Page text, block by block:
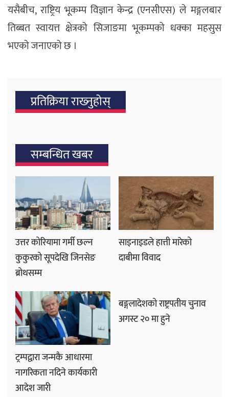
यसैबीच, राष्ट्रिय भूकम्प विज्ञान केन्द्र (एनसीएस) ले मङ्गलबार
तिब्बत स्वायत्त क्षेत्रको सिजाङमा भूकम्पको धक्का महसुस
भएको जनाएको छ ।
प्रतिक्रिया राख्‍नुहोस्
सम्बन्धित खबर
उत्तर कोरियामा गर्मी छल्न
कुकुरको सूपदेखि जिनसेङ
ब्रोथसम्म
साइनाइडले हात्ती मारेको
दाबीमा विवाद
ट्रम्पद्वारा जन्मकै आधारमा
नागरिकता नदिने कार्यकारी
आदेश जारी
बङ्गलादेशको राष्ट्रपतीय चुनाव
अगस्ट २० मा हुने